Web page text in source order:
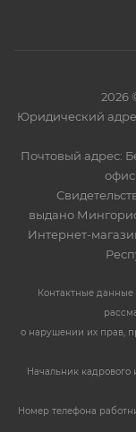
Юридический
Почтовый адрес:
выдано
Интернет-
Контактные
о нарушении их прав,
Начальник кадрового
Номер телефона